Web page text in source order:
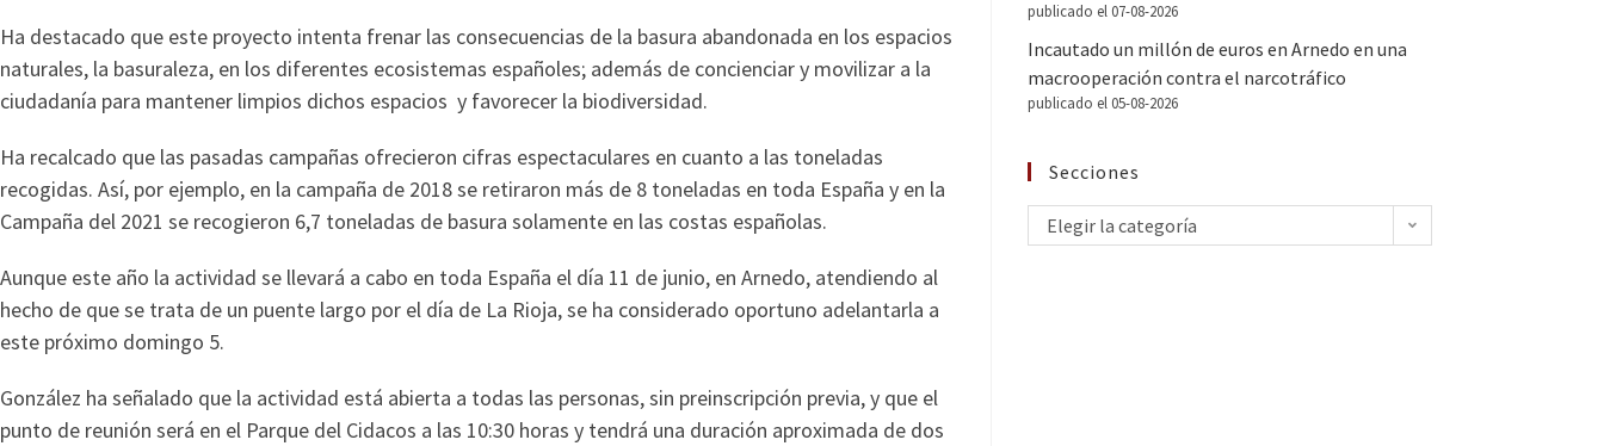
Ha destacado que este proyecto intenta frenar las consecuencias de la basura abandonada en los espacios
naturales, la basuraleza, en los diferentes ecosistemas españoles; además de concienciar y movilizar a la
ciudadanía para mantener limpios dichos espacios y favorecer la biodiversidad.
Ha recalcado que las pasadas campañas ofrecieron cifras espectaculares en cuanto a las toneladas
recogidas. Así, por ejemplo, en la campaña de 2018 se retiraron más de 8 toneladas en toda España y en la
Campaña del 2021 se recogieron 6,7 toneladas de basura solamente en las costas españolas.
Aunque este año la actividad se llevará a cabo en toda España el día 11 de junio, en Arnedo, atendiendo al
hecho de que se trata de un puente largo por el día de La Rioja, se ha considerado oportuno adelantarla a
este próximo domingo 5.
González ha señalado que la actividad está abierta a todas las personas, sin preinscripción previa, y que el
punto de reunión será en el Parque del Cidacos a las 10:30 horas y tendrá una duración aproximada de dos
publicado el 07-08-2026
Incautado un millón de euros en Arnedo en una
macrooperación contra el narcotráfico
publicado el 05-08-2026
Secciones
Elegir la categoría